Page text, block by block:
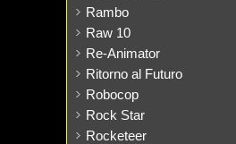
Rambo
Raw 10
Re-Animator
Ritorno al Futuro
Robocop
Rock Star
Rocketeer